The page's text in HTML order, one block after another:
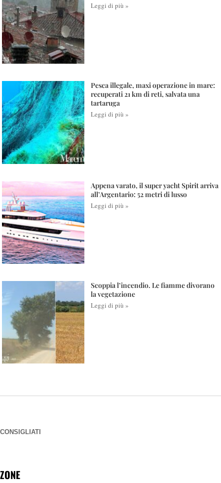
Leggi di più »
Pesca illegale, maxi operazione in mare:
recuperati 21 km di reti, salvata una
tartaruga
Leggi di più »
Appena varato, il super yacht Spirit arriva
all’Argentario: 52 metri di lusso
Leggi di più »
Scoppia l’incendio. Le fiamme divorano
la vegetazione
Leggi di più »
CONSIGLIATI
ZONE